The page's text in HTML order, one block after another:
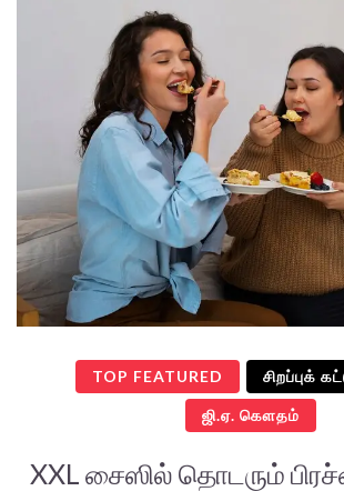
TOP FEATURED சிறப்புக்
ஜி.ஏ. கௌதம்
XXL சைஸில் தொடரும்